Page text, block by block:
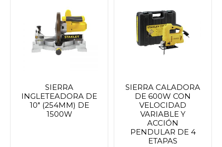
SIERRA
INGLETEADORA DE
10″ (254MM) DE
1500W
SIERRA CALADORA
DE 600W CON
VELOCIDAD
VARIABLE Y
ACCIÓN
PENDULAR DE 4
ETAPAS